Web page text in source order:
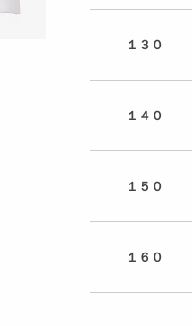
１３０
１４０
１５０
１６０